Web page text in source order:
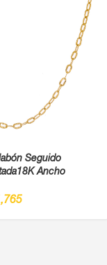
Seguido
Ancho